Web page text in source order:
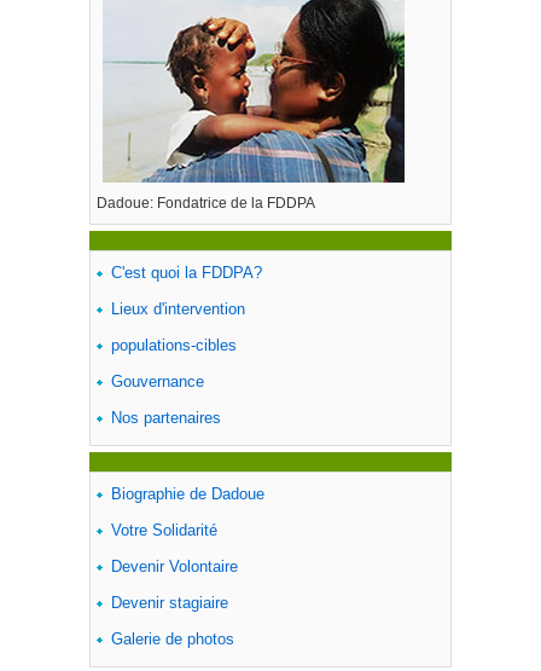
Dadoue: Fondatrice de la FDDPA
C'est quoi la FDDPA?
Lieux d'intervention
populations-cibles
Gouvernance
Nos partenaires
Biographie de Dadoue
Votre Solidarité
Devenir Volontaire
Devenir stagiaire
Galerie de photos